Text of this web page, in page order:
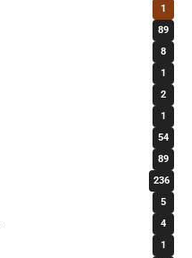
1
89
8
1
2
1
54
89
236
5
4
1